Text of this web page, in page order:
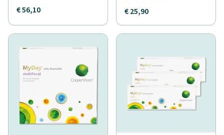
€ 56,10 € 25,90